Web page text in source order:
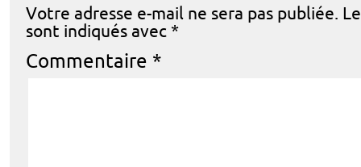
Votre adresse e-mail ne sera pas publiée.
sont indiqués avec *
Commentaire *